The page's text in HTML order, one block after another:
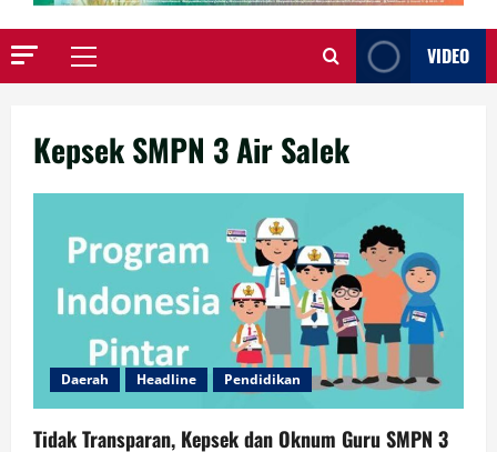
Primary
VIDEO
Kepsek SMPN 3 Air Salek
Daerah Headline Pendidikan
Tidak Transparan, Kepsek dan Oknum Guru SMPN 3